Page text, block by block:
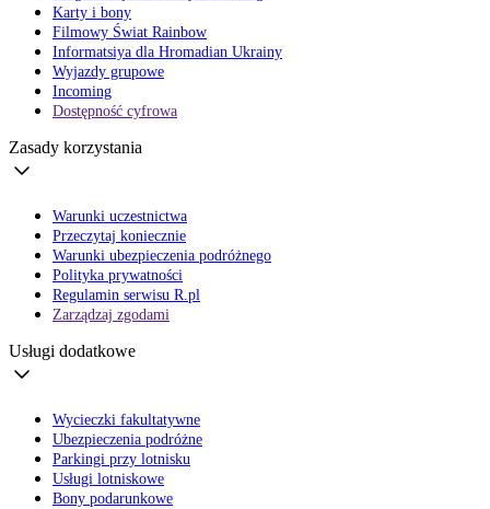
Karty i bony
Filmowy Świat Rainbow
Informatsiya dla Hromadian Ukrainy
Wyjazdy grupowe
Incoming
Dostępność cyfrowa
Zasady korzystania
Warunki uczestnictwa
Przeczytaj koniecznie
Warunki ubezpieczenia podróżnego
Polityka prywatności
Regulamin serwisu R.pl
Zarządzaj zgodami
Usługi dodatkowe
Wycieczki fakultatywne
Ubezpieczenia podróżne
Parkingi przy lotnisku
Usługi lotniskowe
Bony podarunkowe